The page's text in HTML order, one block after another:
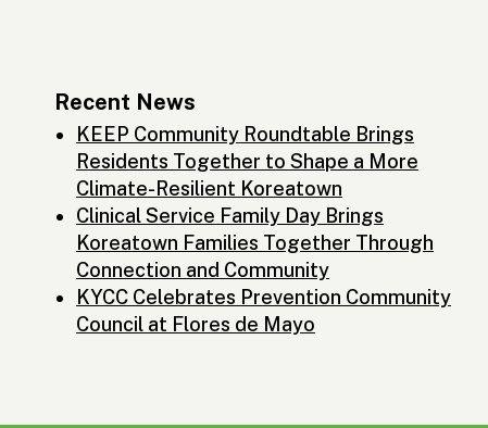
Recent News
KEEP Community Roundtable Brings
Residents Together to Shape a More
Climate-Resilient Koreatown
Clinical Service Family Day Brings
Koreatown Families Together Through
Connection and Community
KYCC Celebrates Prevention Community
Council at Flores de Mayo